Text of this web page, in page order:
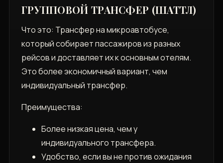
ГРУППОВОЙ ТРАНСФЕР (ШАТТЛ)
Что это: Трансфер на микроавтобусе‚
который собирает пассажиров из разных
рейсов и доставляет их к основным отелям.
Это более экономичный вариант‚ чем
индивидуальный трансфер.
Преимущества:
Более низкая цена‚ чем у
индивидуального трансфера.
Удобство‚ если вы не против ожидания